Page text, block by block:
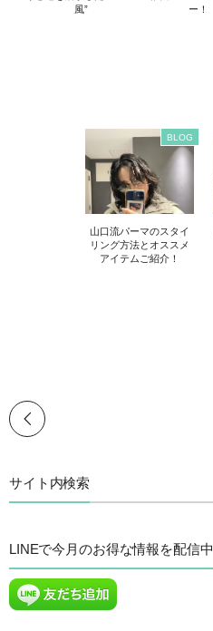
風”
ー！
BLOG
山口流パーマのスタイ
リング方法とオススメ
アイテムご紹介！
サイト内検索
LINEで今月のお得な情報を配信中